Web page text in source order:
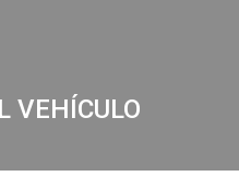
VEHÍCULO